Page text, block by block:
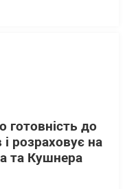
готовність до
розраховує на
та Кушнера